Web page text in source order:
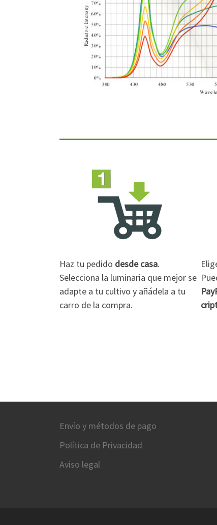
Haz tu pedido desde casa.
Selecciona la luminaria que mejor se
adapte a tu cultivo y añádela a tu
carro de la compra.
Envío y métodos de pago
Política de Privacidad
Aviso legal